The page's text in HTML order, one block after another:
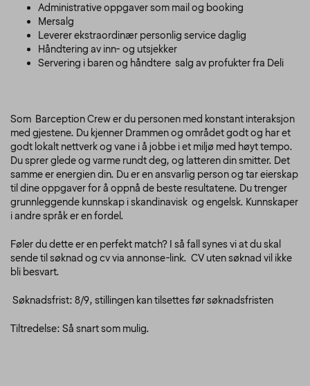
Administrative oppgaver som mail og booking
Mersalg
Leverer ekstraordinær personlig service daglig
Håndtering av inn- og utsjekker
Servering i baren og håndtere salg av profukter fra Deli
Som Barception Crew er du personen med konstant interaksjon
med gjestene. Du kjenner Drammen og området godt og har et
godt lokalt nettverk og vane i å jobbe i et miljø med høyt tempo.
Du sprer glede og varme rundt deg, og latteren din smitter. Det
samme er energien din. Du er en ansvarlig person og tar eierskap
til dine oppgaver for å oppnå de beste resultatene. Du trenger
grunnleggende kunnskap i skandinavisk og engelsk. Kunnskaper
i andre språk er en fordel.
Føler du dette er en perfekt match? I så fall synes vi at du skal
sende til søknad og cv via annonse-link. CV uten søknad vil ikke
bli besvart.
Søknadsfrist: 8/9, stillingen kan tilsettes før søknadsfristen
Tiltredelse: Så snart som mulig.